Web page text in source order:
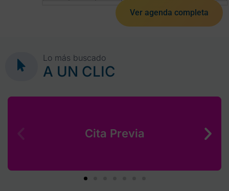
Ver agenda completa
Lo más buscado
A UN CLIC
Cita Previa